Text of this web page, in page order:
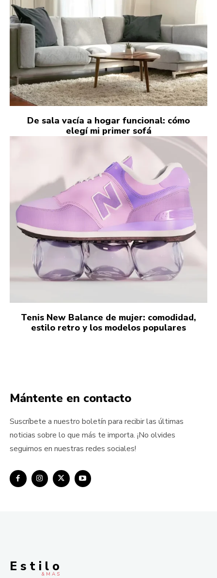
De sala vacía a hogar funcional: cómo
elegí mi primer sofá
Tenis New Balance de mujer: comodidad,
estilo retro y los modelos populares
Mántente en contacto
Suscríbete a nuestro boletín para recibir las últimas
noticias sobre lo que más te importa. ¡No olvides
seguirnos en nuestras redes sociales!
E s t i l o
& M À S